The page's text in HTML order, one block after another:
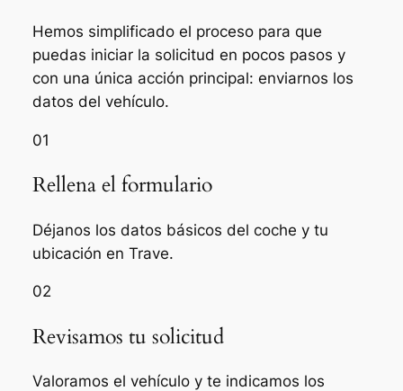
Hemos simplificado el proceso para que
puedas iniciar la solicitud en pocos pasos y
con una única acción principal: enviarnos los
datos del vehículo.
01
Rellena el formulario
Déjanos los datos básicos del coche y tu
ubicación en Trave.
02
Revisamos tu solicitud
Valoramos el vehículo y te indicamos los